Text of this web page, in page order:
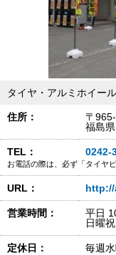
タイヤ・アルミホイー
住所：
〒
福島
TEL： 0242-
お電話の際は、必ず「タイヤ
URL： http://
営業時間：
平日
日曜
定休日： 毎週